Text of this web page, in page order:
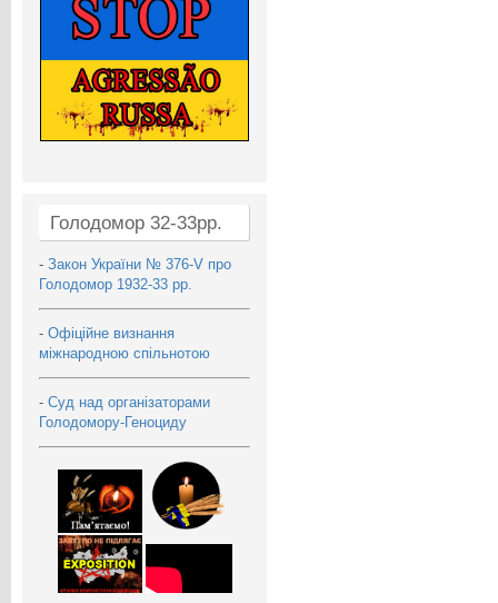
Голодомор 32-33рр.
- Закон України № 376-V про
Голодомор 1932-33 рр.
- Офіційне визнання
міжнародною спільнотою
- Суд над організаторами
Голодомору-Геноциду